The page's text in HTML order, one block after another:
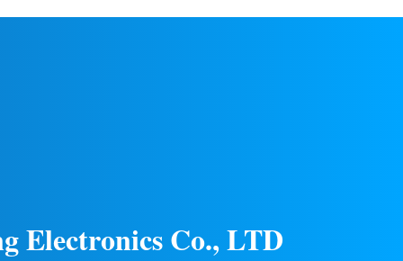
listrik.
stabil, beberapa sinyal keluaran (4-20mA, 0-
Electronics Co., LTD